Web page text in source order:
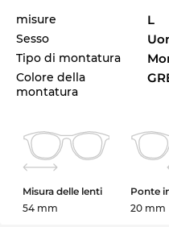
misure L
Sesso
Tipo di montatura
Colore della
montatura
Misura delle lenti
54 mm
Ponte
20 mm